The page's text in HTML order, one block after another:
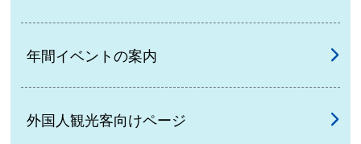
年間イベントの案内
外国人観光客向けページ